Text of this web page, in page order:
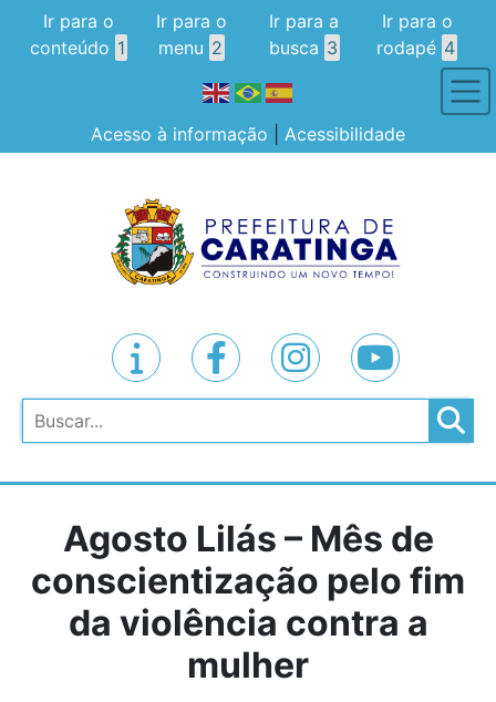
Ir para o
conteúdo 1
Ir para o
menu 2
Ir para a
busca 3
Ir para o
rodapé 4
Acesso à informação Acessibilidade
Pesquisar
Agosto Lilás – Mês de
conscientização pelo fim
da violência contra a
mulher